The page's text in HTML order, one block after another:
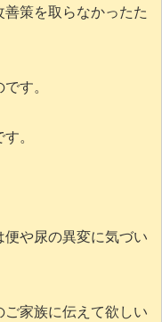
策を取らなかったた
す。
。
や尿の異変に気づい
家族に伝えて欲しい